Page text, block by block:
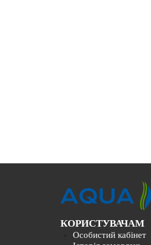
КОРИСТУВАЧАМ
Особистий кабінет